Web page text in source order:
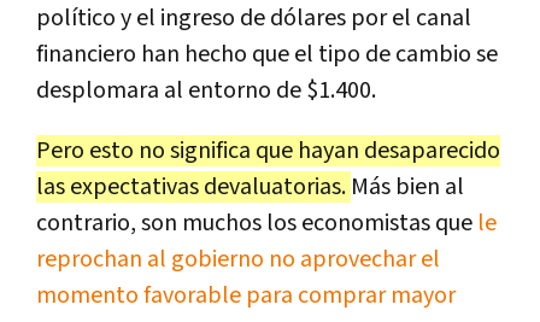
político y el ingreso de dólares por el canal
financiero han hecho que el tipo de cambio se
desplomara al entorno de $1.400.
Pero esto no significa que hayan desaparecido
las expectativas devaluatorias. Más bien al
contrario, son muchos los economistas que le
reprochan al gobierno no aprovechar el
momento favorable para comprar mayor